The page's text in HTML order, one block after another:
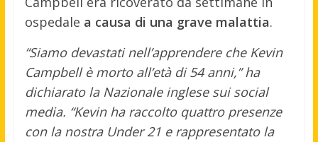
ospedale a causa di una grave malattia.
“Siamo devastati nell’apprendere che Kevin
Campbell è morto all’età di 54 anni,” ha
dichiarato la Nazionale inglese sui social
media. “Kevin ha raccolto quattro presenze
con la nostra Under 21 e rappresentato la